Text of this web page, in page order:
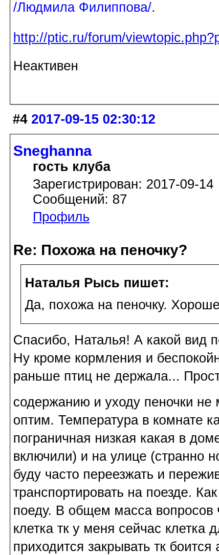
/Людмила Филиппова/.
http://ptic.ru/forum/
Неактивен
#4 2017-09-15 02:30:12
Sneghanna
гость клуба
Зарегистрирован: 2017-09-14
Сообщений: 87
Профиль
Re: Похожа на пеночку?
Наталья Рысь пишет:
Да, похожа на пеночку.
Спасибо, Наталья! А какой вид
Ну кроме кормления и
раньше птиц не держала...
содержанию и уходу пеночки не
оптим. Температура в комнате
пограничная низкая какая в
включили) и на улице (странно
буду часто переезжать и
транспортировать на поезде.
поеду. В общем масса вопросов
клетка тк у меня сейчас клетка
приходится закрывать тк